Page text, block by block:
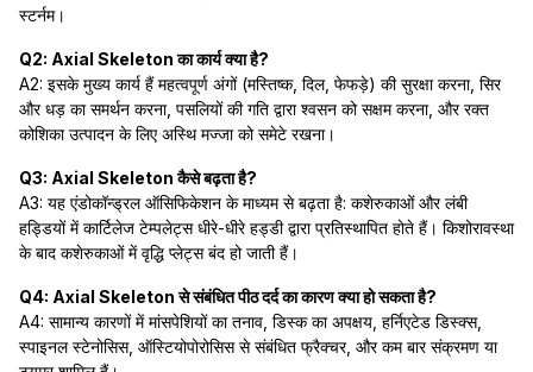
स्टर्नम।
Q2: Axial Skeleton का कार्य क्या है?
A2: इसके मुख्य कार्य हैं महत्वपूर्ण अंगों (मस्तिष्क, दिल, फेफड़े) की सुरक्षा करना, सिर
और धड़ का समर्थन करना, पसलियों की गति द्वारा श्वसन को सक्षम करना, और रक्त
कोशिका उत्पादन के लिए अस्थि मज्जा को समेटे रखना।
Q3: Axial Skeleton कैसे बढ़ता है?
A3: यह एंडोकॉन्ड्रल ऑसिफिकेशन के माध्यम से बढ़ता है: कशेरुकाओं और लंबी
हड्डियों में कार्टिलेज टेम्पलेट्स धीरे-धीरे हड्डी द्वारा प्रतिस्थापित होते हैं। किशोरावस्था
के बाद कशेरुकाओं में वृद्धि प्लेट्स बंद हो जाती हैं।
Q4: Axial Skeleton से संबंधित पीठ दर्द का कारण क्या हो सकता है?
A4: सामान्य कारणों में मांसपेशियों का तनाव, डिस्क का अपक्षय, हर्निएटेड डिस्क्स,
स्पाइनल स्टेनोसिस, ऑस्टियोपोरोसिस से संबंधित फ्रैक्चर, और कम बार संक्रमण या